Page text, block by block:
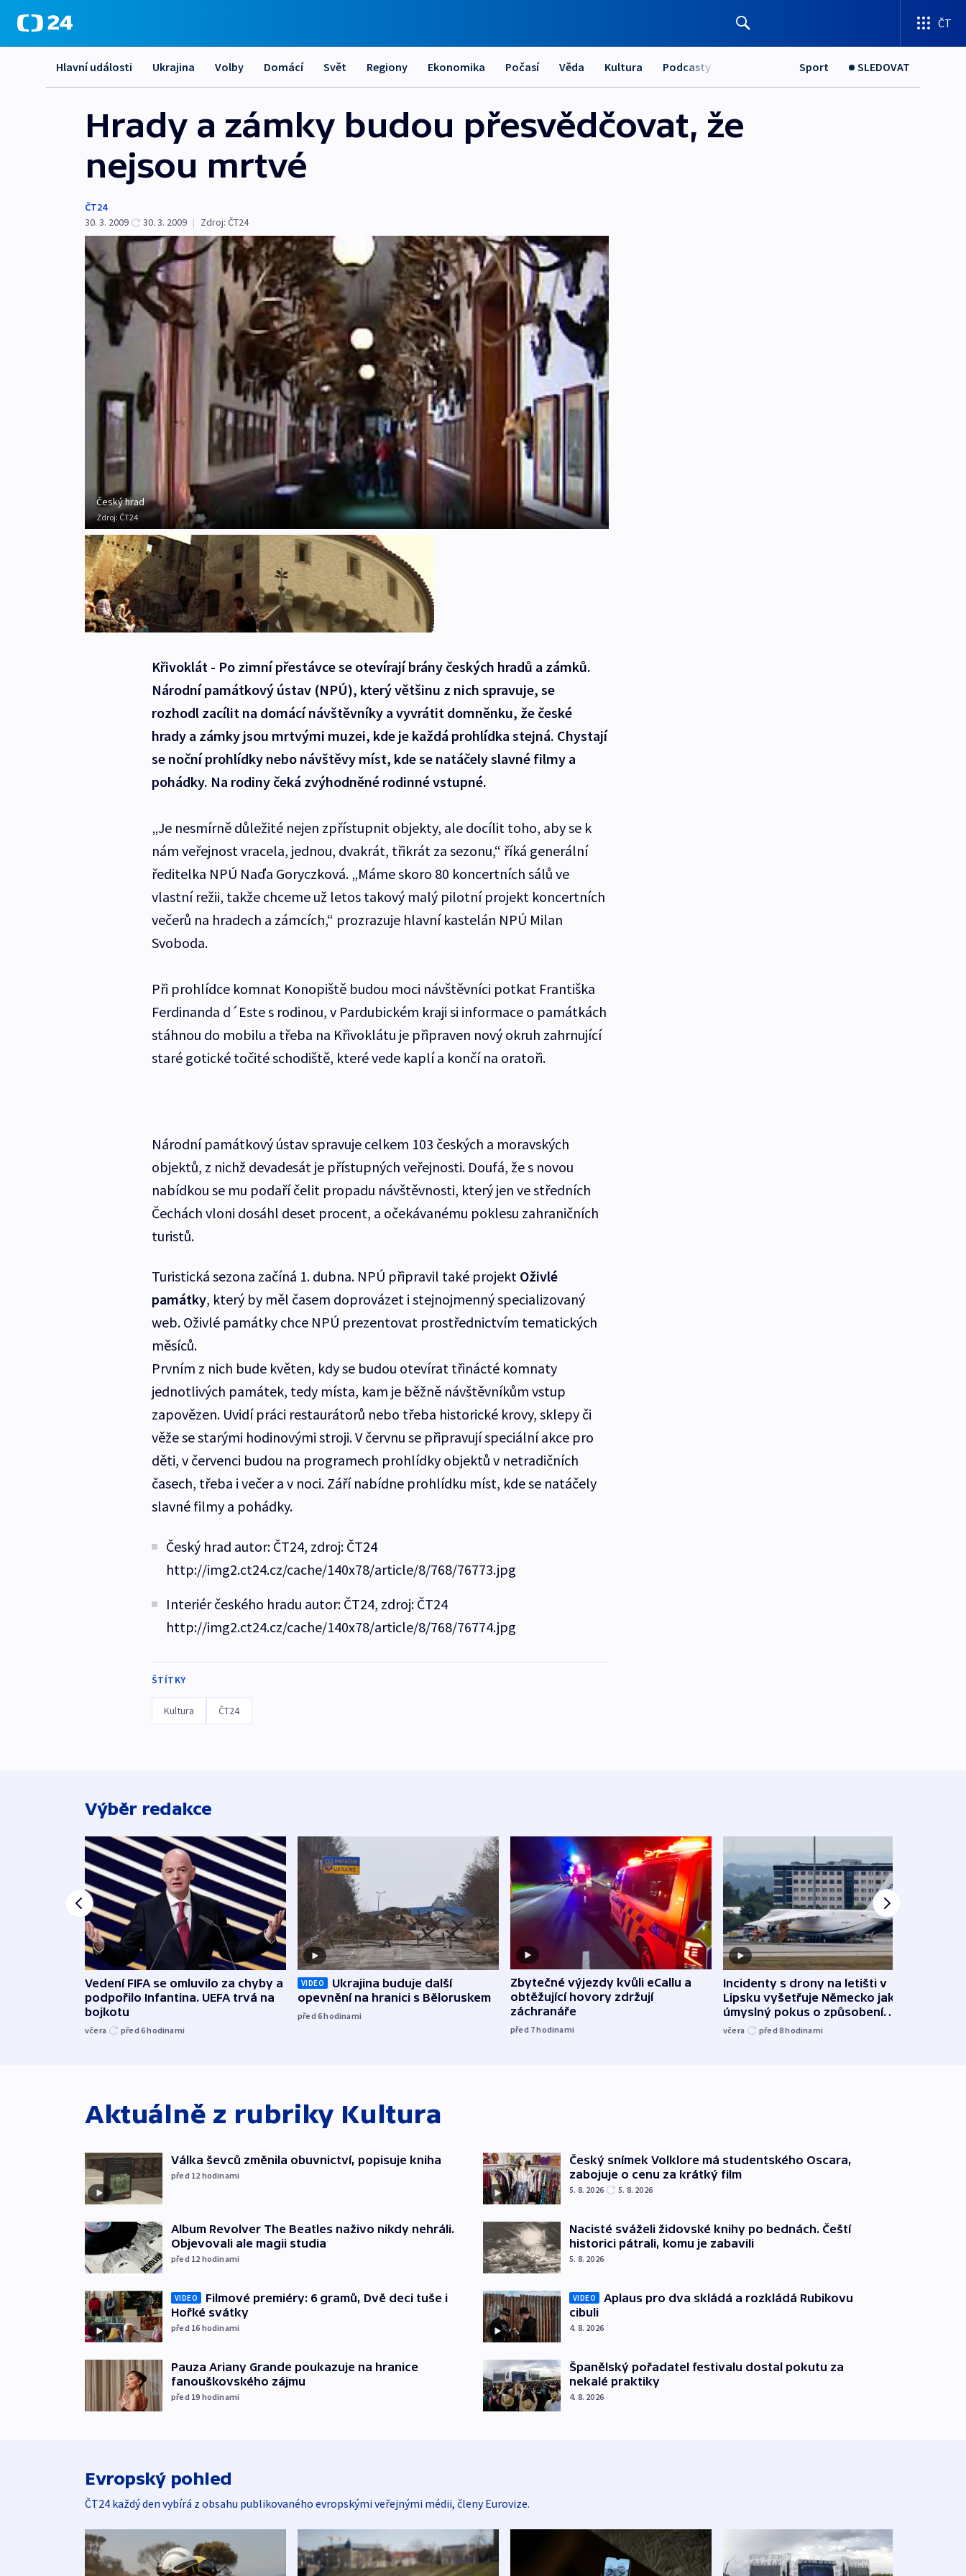
ČT
Hlavní události Ukrajina Volby Domácí Svět Regiony Ekonomika Počasí Věda Kultura Podcasty Sport SLEDOVAT
Hrady a zámky budou přesvědčovat, že
nejsou mrtvé
ČT24
30. 3. 2009
30. 3. 2009 | Zdroj: ČT24
Český hrad
Zdroj: ČT24
Křivoklát - Po zimní přestávce se otevírají brány českých hradů a zámků.
Národní památkový ústav (NPÚ), který většinu z nich spravuje, se
rozhodl zacílit na domácí návštěvníky a vyvrátit domněnku, že české
hrady a zámky jsou mrtvými muzei, kde je každá prohlídka stejná. Chystají
se noční prohlídky nebo návštěvy míst, kde se natáčely slavné filmy a
pohádky. Na rodiny čeká zvýhodněné rodinné vstupné.
„Je nesmírně důležité nejen zpřístupnit objekty, ale docílit toho, aby se k
nám veřejnost vracela, jednou, dvakrát, třikrát za sezonu,“ říká generální
ředitelka NPÚ Naďa Goryczková. „Máme skoro 80 koncertních sálů ve
vlastní režii, takže chceme už letos takový malý pilotní projekt koncertních
večerů na hradech a zámcích,“ prozrazuje hlavní kastelán NPÚ Milan
Svoboda.
Při prohlídce komnat Konopiště budou moci návštěvníci potkat Františka
Ferdinanda d´Este s rodinou, v Pardubickém kraji si informace o památkách
stáhnou do mobilu a třeba na Křivoklátu je připraven nový okruh zahrnující
staré gotické točité schodiště, které vede kaplí a končí na oratoři.
Národní památkový ústav spravuje celkem 103 českých a moravských
objektů, z nichž devadesát je přístupných veřejnosti. Doufá, že s novou
nabídkou se mu podaří čelit propadu návštěvnosti, který jen ve středních
Čechách vloni dosáhl deset procent, a očekávanému poklesu zahraničních
turistů.
Turistická sezona začíná 1. dubna. NPÚ připravil také projekt Oživlé
památky, který by měl časem doprovázet i stejnojmenný specializovaný
web. Oživlé památky chce NPÚ prezentovat prostřednictvím tematických
měsíců.
Prvním z nich bude květen, kdy se budou otevírat třinácté komnaty
jednotlivých památek, tedy místa, kam je běžně návštěvníkům vstup
zapovězen. Uvidí práci restaurátorů nebo třeba historické krovy, sklepy či
věže se starými hodinovými stroji. V červnu se připravují speciální akce pro
děti, v červenci budou na programech prohlídky objektů v netradičních
časech, třeba i večer a v noci. Září nabídne prohlídku míst, kde se natáčely
slavné filmy a pohádky.
Český hrad autor: ČT24, zdroj: ČT24
http://img2.ct24.cz/cache/140x78/article/8/768/76773.jpg
Interiér českého hradu autor: ČT24, zdroj: ČT24
http://img2.ct24.cz/cache/140x78/article/8/768/76774.jpg
ŠTÍTKY
Kultura ČT24
Výběr redakce
Vedení FIFA se omluvilo za chyby a
podpořilo Infantina. UEFA trvá na
bojkotu
včera před 6hodinami
VIDEO
Ukrajina buduje další
opevnění na hranici s Běloruskem
před 6hodinami
Zbytečné výjezdy kvůli eCallu a
obtěžující hovory zdržují
záchranáře
před 7hodinami
Incidenty s drony na letišti v
Lipsku vyšetřuje Německo jako
úmyslný pokus o způsobení
exploze
včera před 8hodinami
Aktuálně z rubriky Kultura
Válka ševců změnila obuvnictví, popisuje kniha
před 12 hodinami
Album Revolver The Beatles naživo nikdy nehráli.
Objevovali ale magii studia
před 12 hodinami
VIDEO
Filmové premiéry: 6 gramů, Dvě deci tuše i
Hořké svátky
před 16 hodinami
Pauza Ariany Grande poukazuje na hranice
fanouškovského zájmu
před 19 hodinami
Český snímek Volklore má studentského Oscara,
zabojuje o cenu za krátký film
5. 8. 2026 5. 8. 2026
Nacisté sváželi židovské knihy po bednách. Čeští
historici pátrali, komu je zabavili
5. 8. 2026
VIDEO
Aplaus pro dva skládá a rozkládá Rubikovu
cibuli
4. 8. 2026
Španělský pořadatel festivalu dostal pokutu za
nekalé praktiky
4. 8. 2026
Evropský pohled
ČT24 každý den vybírá z obsahu publikovaného evropskými veřejnými médii, členy Eurovize.